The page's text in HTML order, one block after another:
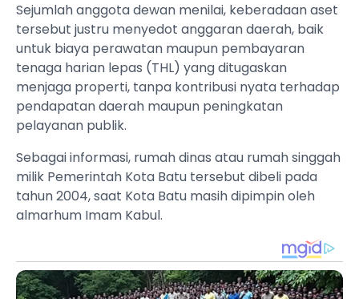
Sejumlah anggota dewan menilai, keberadaan aset
tersebut justru menyedot anggaran daerah, baik
untuk biaya perawatan maupun pembayaran
tenaga harian lepas (THL) yang ditugaskan
menjaga properti, tanpa kontribusi nyata terhadap
pendapatan daerah maupun peningkatan
pelayanan publik.
Sebagai informasi, rumah dinas atau rumah singgah
milik Pemerintah Kota Batu tersebut dibeli pada
tahun 2004, saat Kota Batu masih dipimpin oleh
almarhum Imam Kabul.